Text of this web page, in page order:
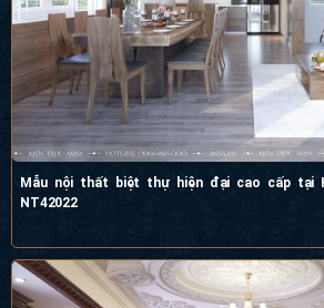
Mẫu nội thất biệt thự hiện đại cao cấp tại
NT42022